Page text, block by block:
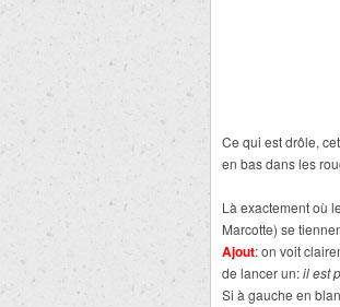
Ce qui est drôle,
en bas dans les
Là exactement où
Marcotte) se
Ajout: on voit
de lancer un:il est
Si à gauche en